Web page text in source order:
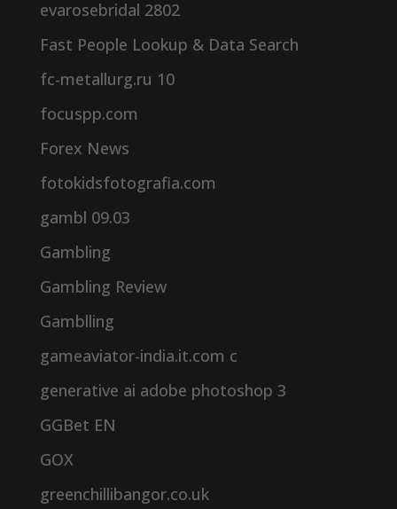
evarosebridal 2802
Fast People Lookup & Data Search
fc-metallurg.ru 10
focuspp.com
Forex News
fotokidsfotografia.com
gambl 09.03
Gambling
Gambling Review
Gamblling
gameaviator-india.it.com c
generative ai adobe photoshop 3
GGBet EN
GOX
greenchillibangor.co.uk